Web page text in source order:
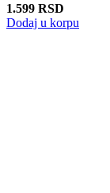
1.599 RSD
Dodaj u korpu